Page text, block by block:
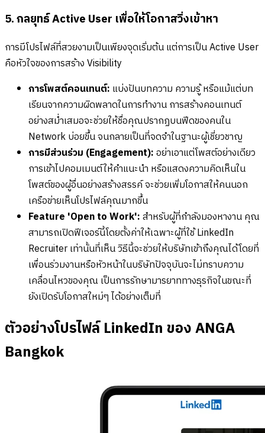
5. กลยุทธ์ Active User เพื่อให้โอกาสวิ่งเข้าหา
การมีโปรไฟล์ที่สวยงามเป็นเพียงจุดเริ่มต้น แต่การเป็น Active User
คือหัวใจของการสร้าง Visibility
การโพสต์คอนเทนต์: แบ่งปันบทความ ความรู้ หรือแม้แต่บท
เรียนจากความผิดพลาดในการทำงาน การสร้างคอนเทนต์
อย่างสม่ำเสมอจะช่วยให้ชื่อคุณปรากฏบนฟีดของคนใน
Network บ่อยขึ้น จนกลายเป็นที่จดจำในฐานะผู้เชี่ยวชาญ
การมีส่วนร่วม (Engagement):อย่าเอาแต่โพสต์อย่างเดียว
การเข้าไปคอมเมนต์ให้คำแนะนำ หรือแสดงความคิดเห็นใน
โพสต์ของผู้อื่นอย่างสร้างสรรค์ จะช่วยเพิ่มโอกาสให้คนนอก
เครือข่ายเห็นโปรไฟล์คุณมากขึ้น
Feature 'Open to Work':สำหรับผู้ที่กำลังมองหางาน คุณ
สามารถเปิดฟีเจอร์นี้โดยตั้งค่าให้เฉพาะผู้ที่ใช้ LinkedIn
Recruiter เท่านั้นที่เห็น วิธีนี้จะช่วยให้บริษัทเข้าถึงคุณได้โดยที่
เพื่อนร่วมงานหรือหัวหน้าในบริษัทปัจจุบันจะไม่ทราบความ
เคลื่อนไหวของคุณ เป็นการรักษามารยาททางธุรกิจในขณะที่
ยังเปิดรับโอกาสใหม่ๆ ได้อย่างเต็มที่
ตัวอย่างโปรไฟล์ LinkedIn ของ ANGA
Bangkok